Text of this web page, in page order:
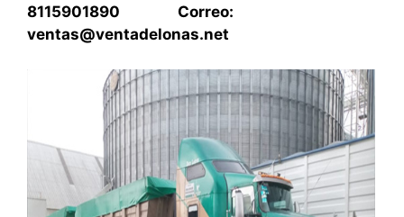
8115901890 Correo:
ventas@ventadelonas.net